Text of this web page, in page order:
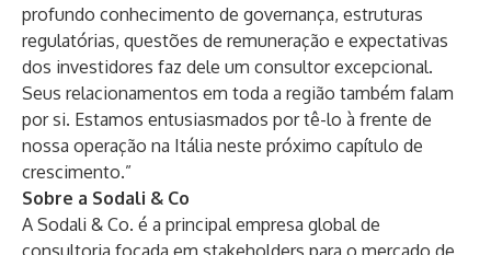
profundo conhecimento de governança, estruturas
regulatórias, questões de remuneração e expectativas
dos investidores faz dele um consultor excepcional.
Seus relacionamentos em toda a região também falam
por si. Estamos entusiasmados por tê-lo à frente de
nossa operação na Itália neste próximo capítulo de
crescimento.”
Sobre a Sodali & Co
A Sodali & Co. é a principal empresa global de
consultoria focada em stakeholders para o mercado de